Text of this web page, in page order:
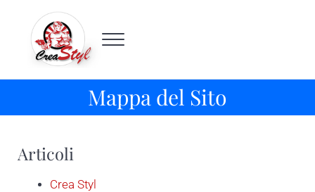
Crea Styl
Porte automatiche Milano
Menu
Mappa del Sito
Articoli
Crea Styl